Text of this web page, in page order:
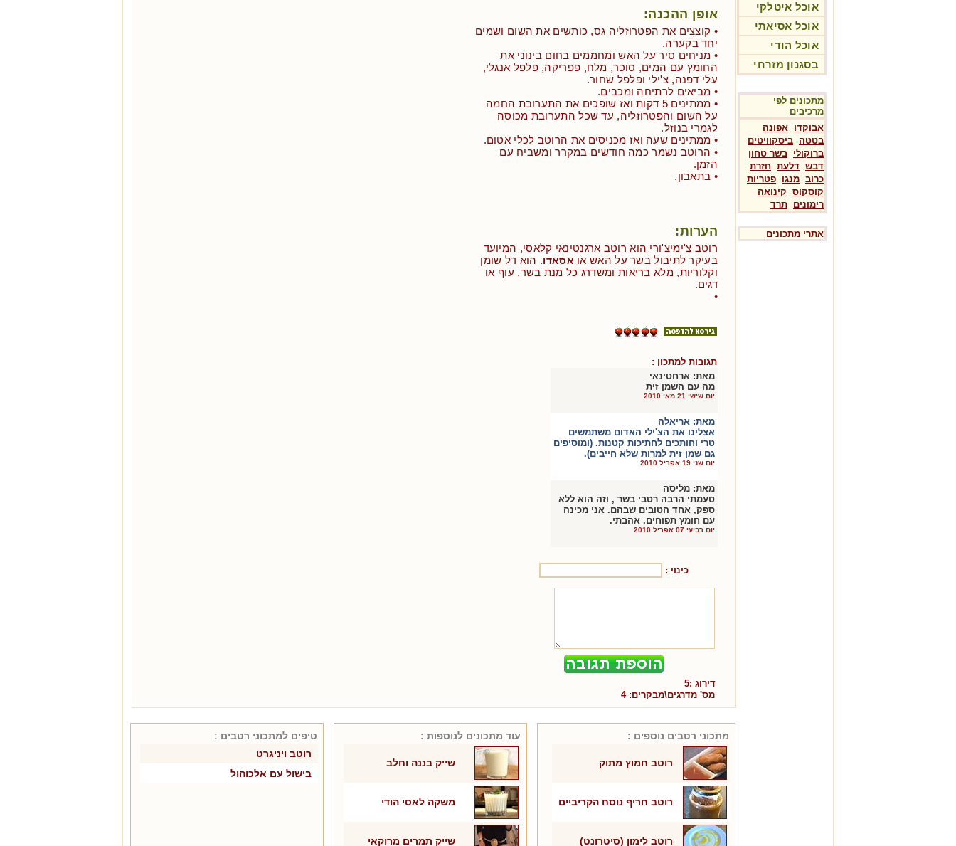
אוכל איטלקי
אוכל אסיאתי
אוכל הודי
בסגנון מזרחי
מתכונים לפי
מרכיבים
אבוקדו אפונה
בטטה ביסקוויטים
ברוקולי בשר טחון
דבש דלעת חזרת
כרוב מנגו פטריות
קוסקוס קינואה
רימונים תרד
אתרי מתכונים
אופן ההכנה:
• קוצצים את הפטרוזליה גס, כותשים את השום ושמים
יחד בקערה.
• מניחים סיר על האש ומחממים בחום בינוני את
החומץ עם המים, סוכר, מלח, פפריקה, פלפל אנגלי,
עלי דפנה, צ'ילי ופלפל שחור.
• מביאים לרתיחה ומכבים.
• ממתינים 5 דקות ואז שופכים את התערובת החמה
על השום והפטרוזליה, עד שכל התערובת מכוסה
לגמרי בנוזל.
• ממתינים שעה ואז מכניסים את הרוטב לכלי אטום.
• הרוטב נשמר כמה חודשים במקרר ומשביח עם
הזמן.
• בתאבון.
הערות:
רוטב צ'ימיצ'ורי הוא רוטב ארגנטינאי קלאסי, המיועד
בעיקר לתיבול בשר על האש או אסאדו. הוא דל שומן
וקלוריות, מלא בריאות ומשדרג כל מנת בשר, עוף או
דגים.
•
תגובות למתכון :
מאת: ארחטינאי
מה עם השמן זית
יום שישי 21 מאי 2010
מאת: אריאלה
אצלינו את הצ'ילי האדום משתמשים
טרי וחותכים לחתיכות קטנות. (ומוסיפים
גם שמן זית למרות שלא חייבים).
יום שני 19 אפריל 2010
מאת: מליסה
טעמתי הרבה רטבי בשר , וזה הוא ללא
ספק, אחד הטובים שבהם. אני מכינה
עם חומץ תפוחים. אהבתי.
יום רביעי 07 אפריל 2010
כינוי :
דירוג :5
מס' מדרגים\מבקרים:4
מתכוני רטבים נוספים :
רוטב חמוץ מתוק
רוטב חריף נוסח הקריביים
רוטב לימון (סיטרונט)
עוד מתכונים לנוספות :
שייק בננה וחלב
משקה לאסי הודי
שייק תמרים מרוקאי
טיפים למתכוני רטבים :
רוטב ויניגרט
בישול עם אלכוהול